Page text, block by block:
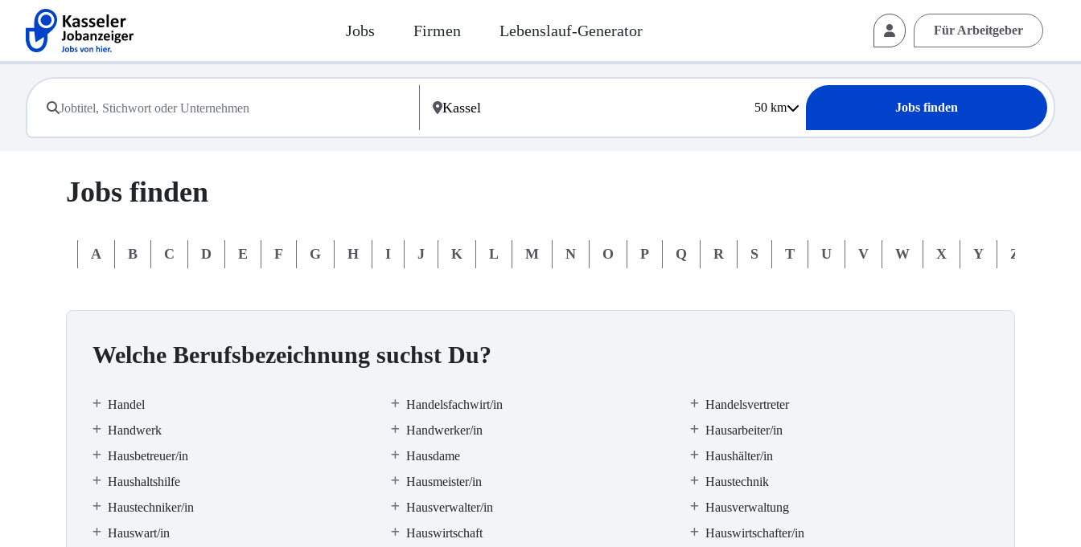
Jobs Firmen Lebenslauf-Generator Für Arbeitgeber
50km Jobs finden
Jobs finden
A B C D E F G H I J K L M N O P Q R S T U V W X Y Z
Welche Berufsbezeichnung suchst Du?
Handel Handelsfachwirt/in
Handelsvertreter
Handwerk
Handwerker/in
Hausarbeiter/in
Hausbetreuer/in
Hausdame
Haushälter/in
Haushaltshilfe
Hausmeister/in
Haustechnik
Haustechniker/in
Hausverwalter/in
Hausverwaltung
Hauswart/in
Hauswirtschaft
Hauswirtschafter/in